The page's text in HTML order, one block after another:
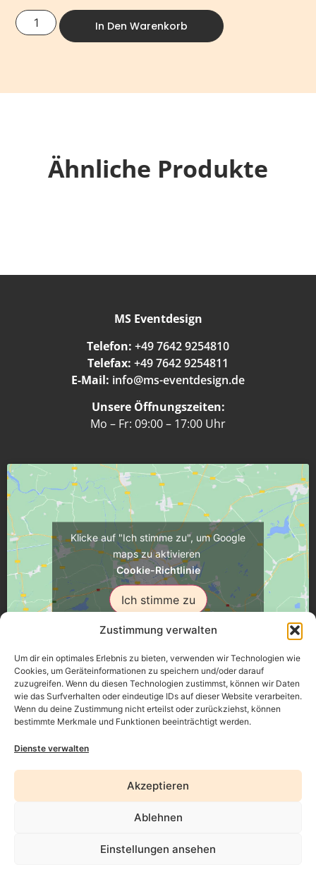
Zustimmung verwalten
Um dir ein optimales Erlebnis zu bieten, verwenden wir Technologien wie
Cookies, um Geräteinformationen zu speichern und/oder darauf
zuzugreifen. Wenn du diesen Technologien zustimmst, können wir Daten
wie das Surfverhalten oder eindeutige IDs auf dieser Website verarbeiten.
Wenn du deine Zustimmung nicht erteilst oder zurückziehst, können
bestimmte Merkmale und Funktionen beeinträchtigt werden.
Dienste verwalten
Akzeptieren
Ablehnen
Einstellungen ansehen
In Den Warenkorb
Ähnliche Produkte
MS Eventdesign
Telefon: +49 7642 9254810
Telefax: +49 7642 9254811
E-Mail: info@ms-eventdesign.de
Unsere Öffnungszeiten:
Mo – Fr: 09:00 – 17:00 Uhr
Klicke auf "Ich stimme zu", um Google
maps zu aktivieren
Cookie-Richtlinie
Ich stimme zu
Üsenberger Strasse 11, 79346 Endingen a.K.
Erklärung zur Barrierefreiheit
AGB
Widerrufsrecht